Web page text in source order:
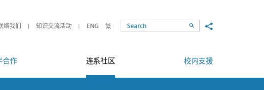
络我们 知识交流活动 ENG 繁 SearchShare to
合作 连系社区 校内支援